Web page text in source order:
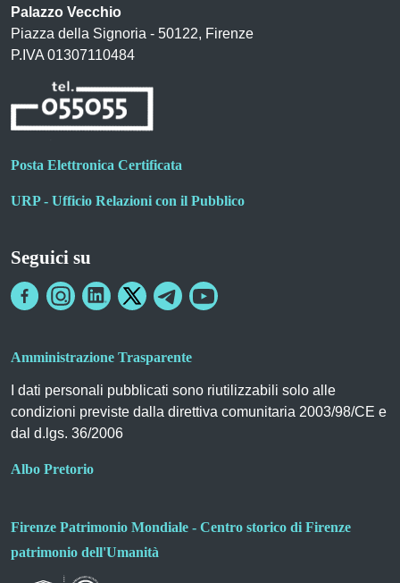
Palazzo Vecchio
Piazza della Signoria - 50122, Firenze
P.IVA 01307110484
Posta Elettronica Certificata
URP - Ufficio Relazioni con il Pubblico
Seguici su
Amministrazione Trasparente
I dati personali pubblicati sono riutilizzabili solo alle
condizioni previste dalla direttiva comunitaria 2003/98/CE e
dal d.lgs. 36/2006
Albo Pretorio
Firenze Patrimonio Mondiale - Centro storico di Firenze
patrimonio dell'Umanità